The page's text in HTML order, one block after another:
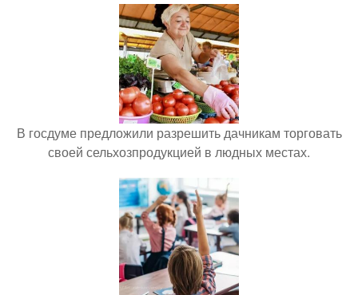
В госдуме предложили разрешить дачникам торговать
своей сельхозпродукцией в людных местах.